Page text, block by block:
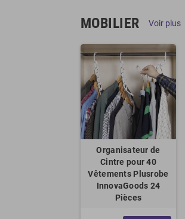
MOBILIER Voir plus
Organisateur de
Cintre pour 40
Vêtements Plusrobe
InnovaGoods 24
Pièces